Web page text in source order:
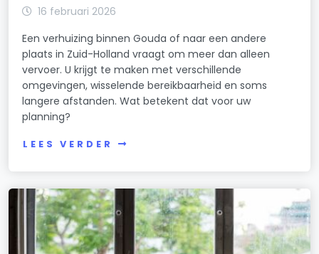
16 februari 2026
Een verhuizing binnen Gouda of naar een andere
plaats in Zuid-Holland vraagt om meer dan alleen
vervoer. U krijgt te maken met verschillende
omgevingen, wisselende bereikbaarheid en soms
langere afstanden. Wat betekent dat voor uw
planning?
LEES VERDER